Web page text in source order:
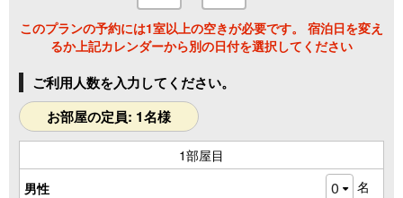
このプランの予約には1室以上の空きが必要です。 宿泊日を変え
るか上記カレンダーから別の日付を選択してください
ご利用人数を入力してください。
お部屋の定員: 1名様
1部屋目
男性
名